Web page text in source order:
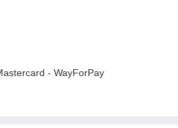
- WayForPay